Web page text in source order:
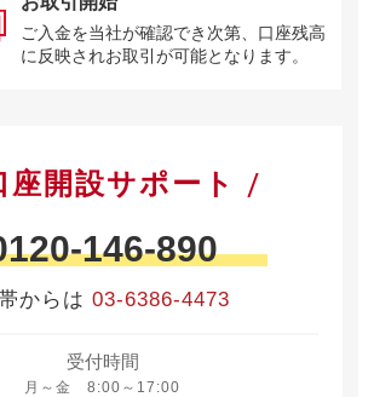
ご入金を当社が確認でき次第、口座残高
に反映されお取引が可能となります。
座開設サポート
146-890
からは 03-6386-4473
受付時間
月～金 8:00～17:00
曜日から金曜日 8時から17時